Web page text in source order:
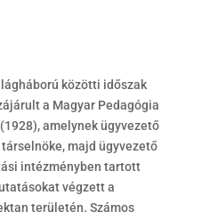
közötti időszak
a Magyar Pedagógia
amelynek ügyvezető
majd ügyvezető
intézményben tartott
végzett a
területén. Számos